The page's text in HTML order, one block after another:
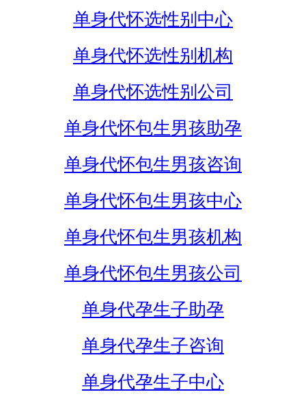
单身代怀选性别中心
单身代怀选性别机构
单身代怀选性别公司
单身代怀包生男孩助孕
单身代怀包生男孩咨询
单身代怀包生男孩中心
单身代怀包生男孩机构
单身代怀包生男孩公司
单身代孕生子助孕
单身代孕生子咨询
单身代孕生子中心